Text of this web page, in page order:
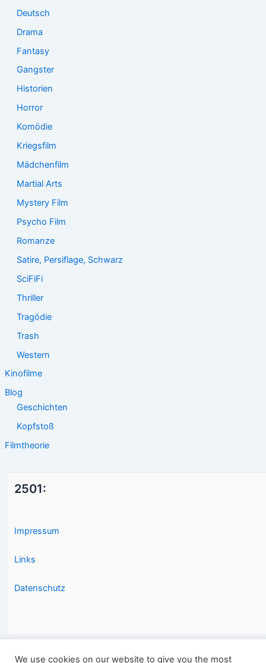
Deutsch
Drama
Fantasy
Gangster
Historien
Horror
Komödie
Kriegsfilm
Mädchenfilm
Martial Arts
Mystery Film
Psycho Film
Romanze
Satire, Persiflage, Schwarz
SciFiFi
Thriller
Tragödie
Trash
Western
Kinofilme
Blog
Geschichten
Kopfstoß
Filmtheorie
2501:
Impressum
Links
Datenschutz
We use cookies on our website to give you the most